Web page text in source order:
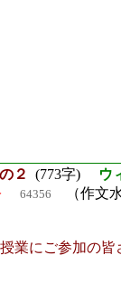
２ (773字)
ウ
64356
（作文
業にご参加の皆